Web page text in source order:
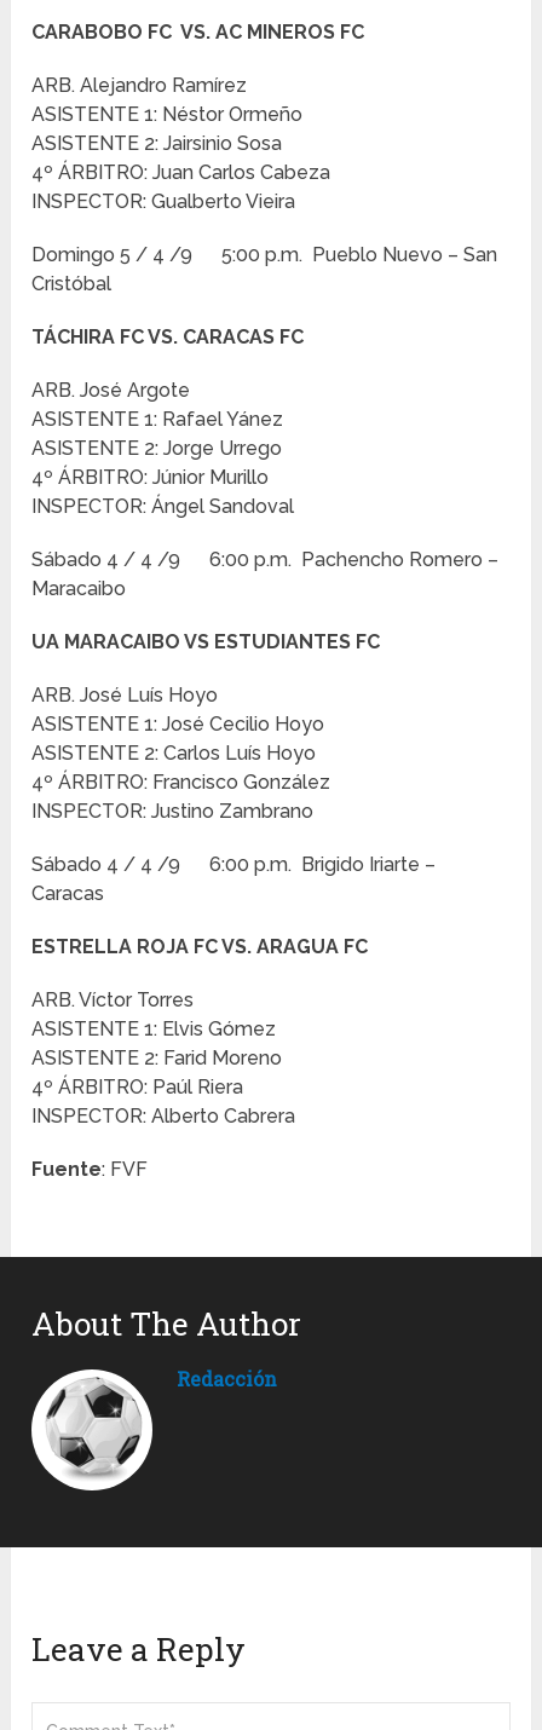
CARABOBO FC VS. AC MINEROS FC
ARB. Alejandro Ramírez
ASISTENTE 1: Néstor Ormeño
ASISTENTE 2: Jairsinio Sosa
4º ÁRBITRO: Juan Carlos Cabeza
INSPECTOR: Gualberto Vieira
Domingo 5 / 4 /9 5:00 p.m. Pueblo Nuevo – San
Cristóbal
TÁCHIRA FC VS. CARACAS FC
ARB. José Argote
ASISTENTE 1: Rafael Yánez
ASISTENTE 2: Jorge Urrego
4º ÁRBITRO: Júnior Murillo
INSPECTOR: Ángel Sandoval
Sábado 4 / 4 /9 6:00 p.m. Pachencho Romero –
Maracaibo
UA MARACAIBO VS ESTUDIANTES FC
ARB. José Luís Hoyo
ASISTENTE 1: José Cecilio Hoyo
ASISTENTE 2: Carlos Luís Hoyo
4º ÁRBITRO: Francisco González
INSPECTOR: Justino Zambrano
Sábado 4 / 4 /9 6:00 p.m. Brigido Iriarte –
Caracas
ESTRELLA ROJA FC VS. ARAGUA FC
ARB. Víctor Torres
ASISTENTE 1: Elvis Gómez
ASISTENTE 2: Farid Moreno
4º ÁRBITRO: Paúl Riera
INSPECTOR: Alberto Cabrera
Fuente: FVF
About The Author
Redacción
Leave a Reply